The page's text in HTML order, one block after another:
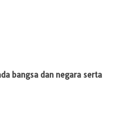
bangsa dan negara serta